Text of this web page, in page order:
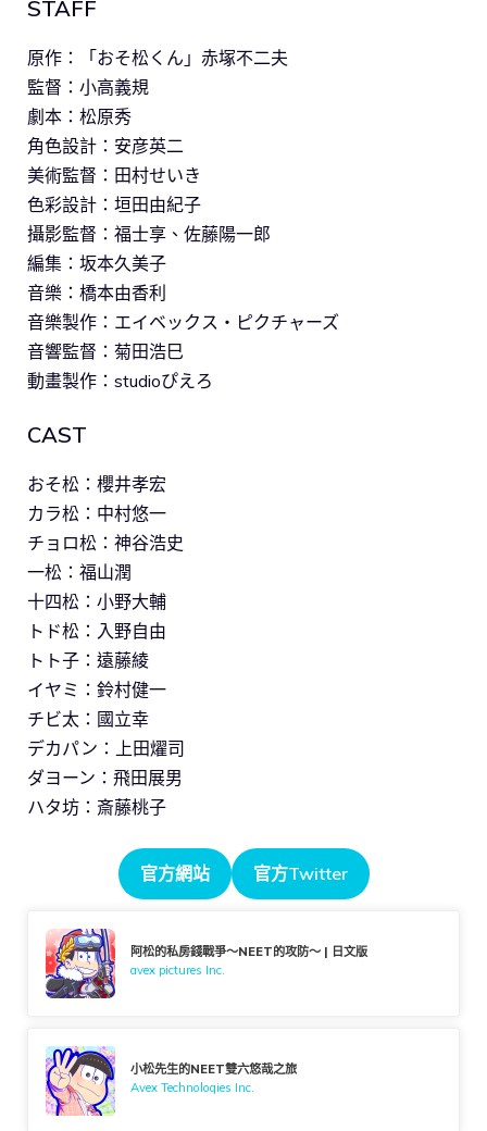
STAFF
原作：「おそ松くん」赤塚不二夫
監督：小高義規
劇本：松原秀
角色設計：安彦英二
美術監督：田村せいき
色彩設計：垣田由紀子
攝影監督：福士享、佐藤陽一郎
編集：坂本久美子
音樂：橋本由香利
音樂製作：エイベックス・ピクチャーズ
音響監督：菊田浩巳
動畫製作：studioぴえろ
CAST
おそ松：櫻井孝宏
カラ松：中村悠一
チョロ松：神谷浩史
一松：福山潤
十四松：小野大輔
トド松：入野自由
トト子：遠藤綾
イヤミ：鈴村健一
チビ太：國立幸
デカパン：上田燿司
ダヨーン：飛田展男
ハタ坊：斎藤桃子
官方網站 官方Twitter
阿松的私房錢戰爭～NEET的攻防～ | 日文版
avex pictures Inc.
小松先生的NEET雙六悠哉之旅
Avex Technologies Inc.